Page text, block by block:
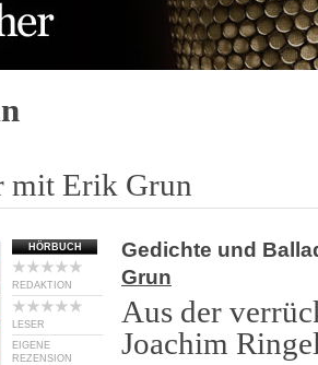
mit Erik Grun
HÖRBUCH
REDAKTION
LESER
EIGENE
REZENSION
Gedichte und
Grun
Aus der
Joachim